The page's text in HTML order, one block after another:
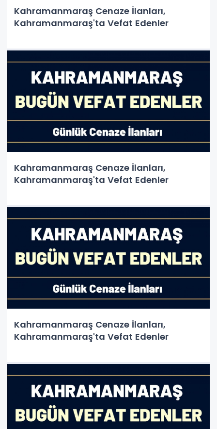
Kahramanmaraş Cenaze İlanları,
Kahramanmaraş'ta Vefat Edenler
Kahramanmaraş Cenaze İlanları,
Kahramanmaraş'ta Vefat Edenler
Kahramanmaraş Cenaze İlanları,
Kahramanmaraş'ta Vefat Edenler